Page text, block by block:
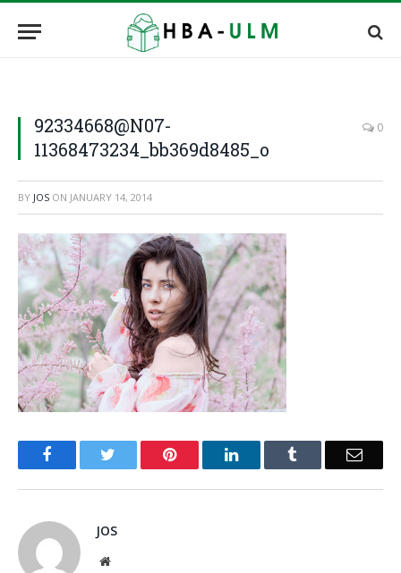
92334668@N07-
11368473234_bb369d8485_o
0
BY JOS ON JANUARY 14, 2014
Facebook Pinterest LinkedIn Email
JOS
Website